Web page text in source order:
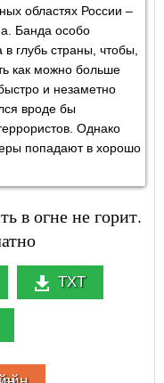
областях России –
Банда особо
глубь страны, чтобы,
как можно больше
и незаметно
вроде бы
Однако
попадают в хорошо
в огне не горит.
TXT